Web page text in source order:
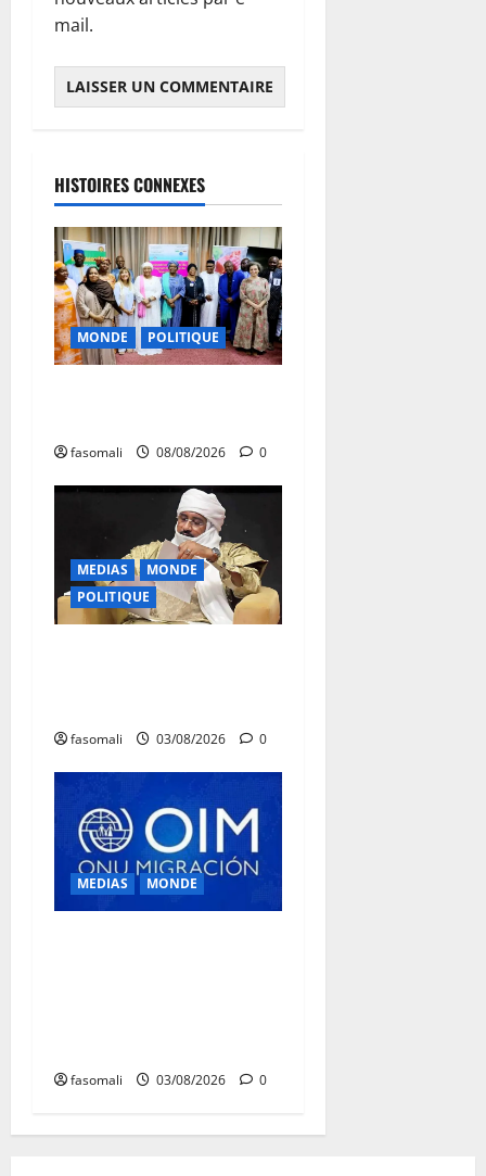
mail.
HISTOIRES CONNEXES
MONDE POLITIQUE
fasomali 08/08/2026 0
MEDIAS
MONDE
POLITIQUE
fasomali 03/08/2026 0
MEDIAS MONDE
fasomali 03/08/2026 0